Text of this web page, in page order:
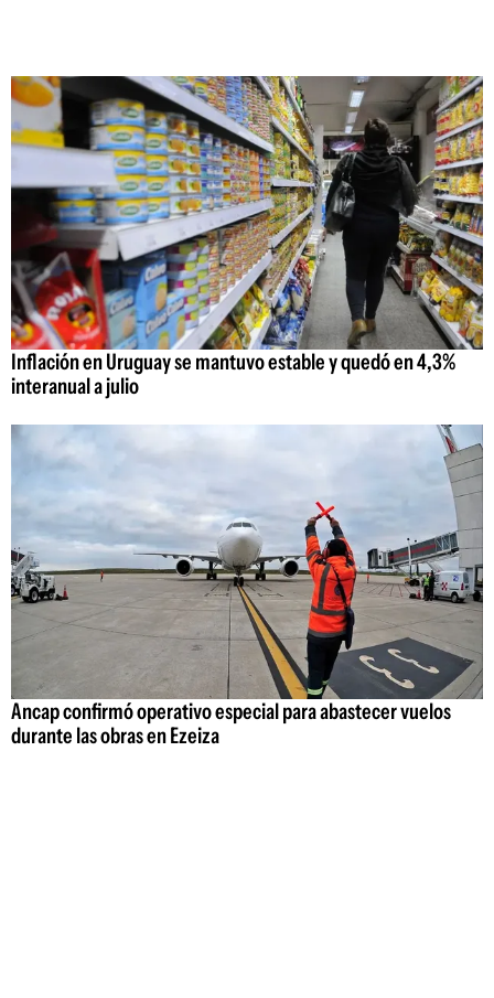
Inflación en Uruguay se mantuvo estable y quedó en 4,3%
interanual a julio
Ancap confirmó operativo especial para abastecer vuelos
durante las obras en Ezeiza